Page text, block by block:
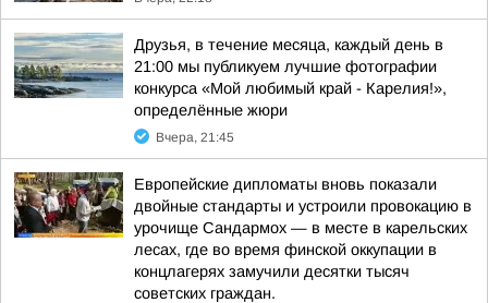
Друзья, в течение месяца, каждый день в
21:00 мы публикуем лучшие фотографии
конкурса «Мой любимый край - Карелия!»,
определённые жюри
Вчера, 21:45
Европейские дипломаты вновь показали
двойные стандарты и устроили провокацию в
урочище Сандармох — в месте в карельских
лесах, где во время финской оккупации в
концлагерях замучили десятки тысяч
советских граждан.